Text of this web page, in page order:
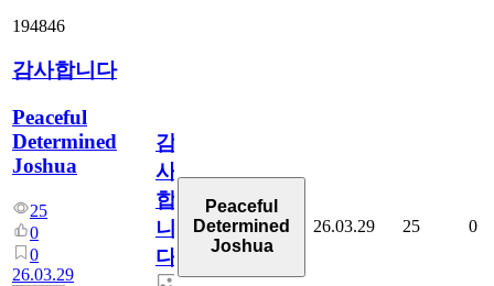
194846
감사합니다
Peaceful
Determined
Joshua
25
0
0
26.03.29
감
사
합
니
다
Peaceful
Determined
Joshua
26.03.29 25 0